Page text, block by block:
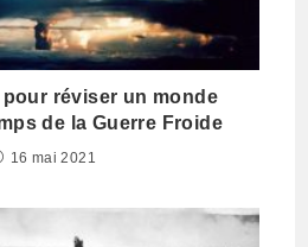
réviser un monde
de la Guerre Froide
16 mai 2021